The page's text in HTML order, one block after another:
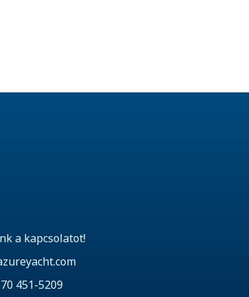
a kapcsolatot!
451-5209